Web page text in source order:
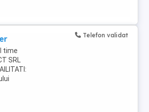
time
SRL
Telefon validat